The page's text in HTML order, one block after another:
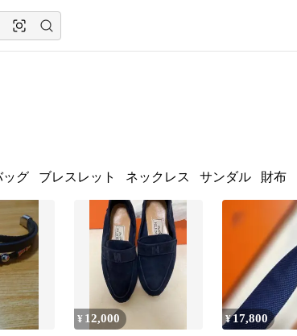
ッグ ブレスレット ネックレス サンダル 財布
¥ 12,000 ¥17,800